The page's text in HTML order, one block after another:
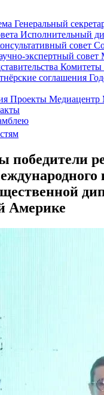
Генеральный
Исполнительный
совет
экспертный совет
Комитеты
соглашения
Проекты Медиацентр
победители
Америке